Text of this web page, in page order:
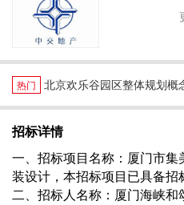
热门 北京欢乐谷园区整体规划概
招标详情
一、招标项目名称：厦门市
装设计，本招标项目已具备招
二、招标人名称：厦门海峡和